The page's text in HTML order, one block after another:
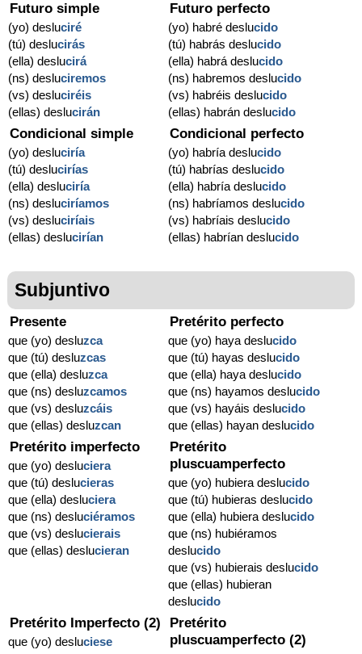
Futuro simple
(yo) desluciré
(tú) deslucirás
(ella) deslucirá
(ns) desluciremos
(vs) desluciréis
(ellas) deslucirán
Futuro perfecto
(yo) habré deslucido
(tú) habrás deslucido
(ella) habrá deslucido
(ns) habremos deslucido
(vs) habréis deslucido
(ellas) habrán deslucido
Condicional simple
(yo) desluciría
(tú) deslucirías
(ella) desluciría
(ns) desluciríamos
(vs) desluciríais
(ellas) deslucirían
Condicional perfecto
(yo) habría deslucido
(tú) habrías deslucido
(ella) habría deslucido
(ns) habríamos deslucido
(vs) habríais deslucido
(ellas) habrían deslucido
Subjuntivo
Presente
que (yo) desluzca
que (tú) desluzcas
que (ella) desluzca
que (ns) desluzcamos
que (vs) desluzcáis
que (ellas) desluzcan
Pretérito perfecto
que (yo) haya deslucido
que (tú) hayas deslucido
que (ella) haya deslucido
que (ns) hayamos deslucido
que (vs) hayáis deslucido
que (ellas) hayan deslucido
Pretérito imperfecto
que (yo) desluciera
que (tú) deslucieras
que (ella) desluciera
que (ns) desluciéramos
que (vs) deslucierais
que (ellas) deslucieran
Pretérito
pluscuamperfecto
que (yo) hubiera deslucido
que (tú) hubieras deslucido
que (ella) hubiera deslucido
que (ns) hubiéramos
deslucido
que (vs) hubierais deslucido
que (ellas) hubieran
deslucido
Pretérito Imperfecto (2)
que (yo) desluciese
Pretérito
pluscuamperfecto (2)